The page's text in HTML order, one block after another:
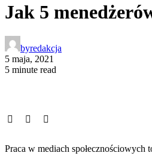
Jak 5
byredakcja
5 maja, 2021
5 minute read
Praca w mediach